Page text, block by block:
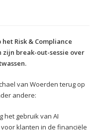
Risk & Compliance
zijn break-out-sessie over
van Woerden terug op
andere:
het gebruik van AI
klanten in de financiële